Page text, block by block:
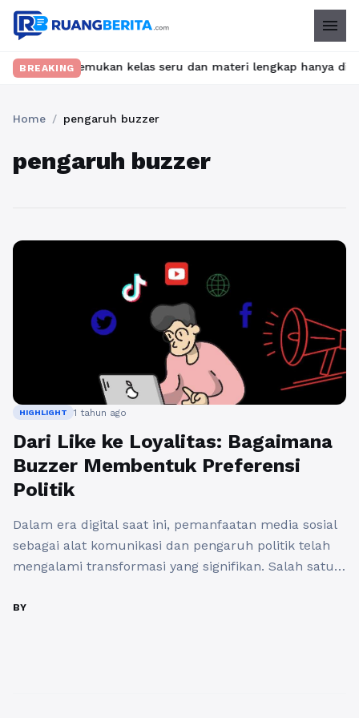
menu
BREAKING
Temukan kelas seru dan materi lengkap hanya di
Home / pengaruh buzzer
pengaruh buzzer
HIGHLIGHT 1 tahun ago
Dari Like ke Loyalitas: Bagaimana
Buzzer Membentuk Preferensi
Politik
Dalam era digital saat ini, pemanfaatan media sosial
sebagai alat komunikasi dan pengaruh politik telah
mengalami transformasi yang signifikan. Salah satu
buzzer dalam konteks politik. Buzzer, individu atau
BY